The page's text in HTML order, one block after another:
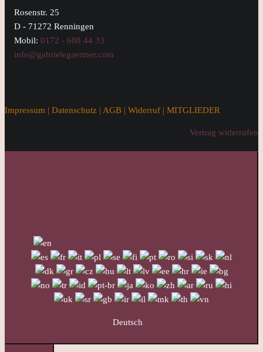
Rosenstr. 25
D - 71272 Renningen
Mobil: 0172 - 608 44 33
info@gabrielegaertner.com
Impressum | Datenschutz | AGB | Widerruf | MITGLIEDER
Vertrag widerrufen
Deutsch